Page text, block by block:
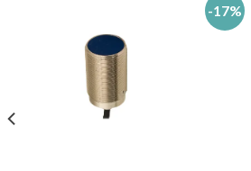
-17%